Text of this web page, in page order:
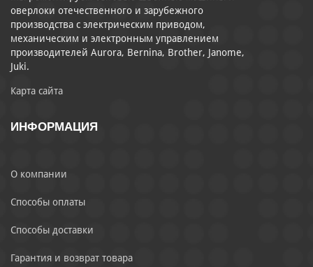
оверлоки отечественного и зарубежного
производства с электрическим приводом,
механическим и электронным управлением
производителей Aurora, Bernina, Brother, Janome,
Juki.
Карта сайта
ИНФОРМАЦИЯ
О компании
Способы оплаты
Способы доставки
Гарантия и возврат товара